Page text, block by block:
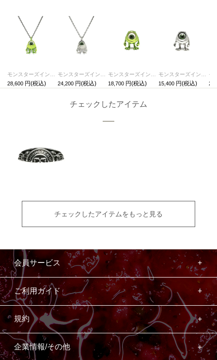
28,600
24,200
18,700
15,400
チェックしたアイテム
チェックしたアイテムをもっと見る
会員サービス
ご利用ガイド
規約
企業情報/その他